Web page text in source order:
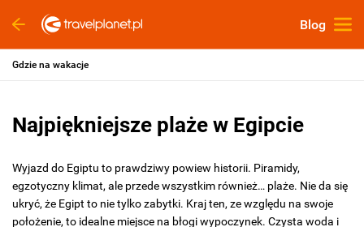
Blog
Gdzie na wakacje
Najpiękniejsze plaże w Egipcie
Wyjazd do Egiptu to prawdziwy powiew historii. Piramidy,
egzotyczny klimat, ale przede wszystkim również… plaże. Nie da się
ukryć, że Egipt to nie tylko zabytki. Kraj ten, ze względu na swoje
położenie, to idealne miejsce na błogi wypoczynek. Czysta woda i